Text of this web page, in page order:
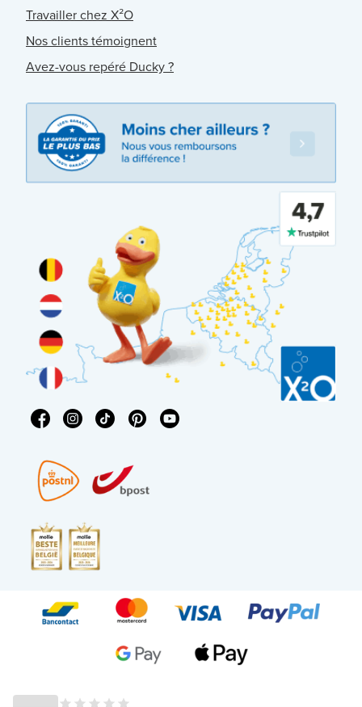
Travailler chez X²O
Nos clients témoignent
Avez-vous repéré Ducky ?